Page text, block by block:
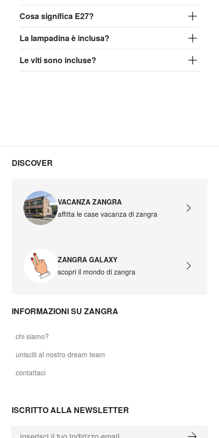
Cosa significa E27?
La lampadina è inclusa?
Le viti sono incluse?
DISCOVER
VACANZA ZANGRA
affitta le case vacanza di zangra
ZANGRA GALAXY
scopri il mondo di zangra
INFORMAZIONI SU ZANGRA
chi siamo?
unisciti al nostro dream team
contattaci
ISCRITTO ALLA NEWSLETTER